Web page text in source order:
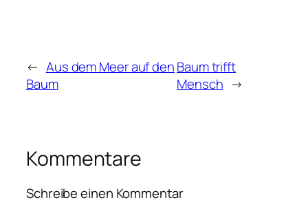
← Aus dem Meer auf den
Baum
Baum trifft
Mensch →
Kommentare
Schreibe einen Kommentar